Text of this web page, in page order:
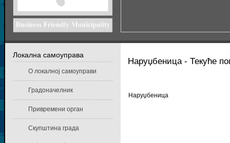
Наруџбеница - Текуће
Локална самоуправа
О локалној самоуправи
Градоначелник
Привремени орган
Скупштина града